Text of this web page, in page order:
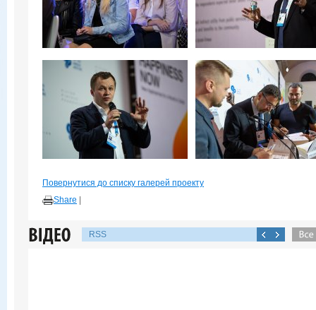
Повернутися до списку галерей проекту
Share
RSS